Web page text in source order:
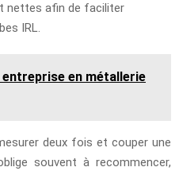
nettes afin de faciliter
IRL.
entreprise en métallerie
deux fois et couper une
souvent à recommencer,